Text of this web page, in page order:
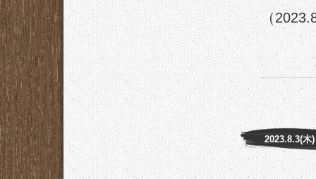
（
2023.8.3(木)